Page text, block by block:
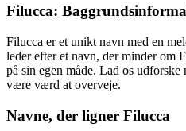
Filucca:
Filucca er et unikt navn med en
leder efter et navn, der minder om
på sin egen måde. Lad os
være værd at overveje.
Navne, der ligner Filucca